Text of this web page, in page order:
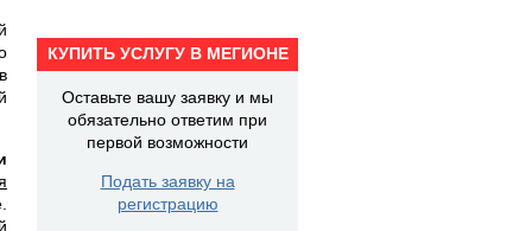
КУПИТЬ УСЛУГУ В МЕГИОНЕ
Оставьте вашу заявку и мы
обязательно ответим при
первой возможности
Подать заявку на
регистрацию